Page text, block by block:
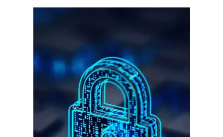
गुरुग्राम साइबर पुलिस ने बीते छह महीने में 18 बैंक कर्मचारियों को किया गिरफ्तार
इन लोगों ने लालच में आकर बैंक खाते खोलकर साइबर ठगों को उपलब्ध कराए